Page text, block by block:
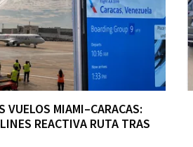
VUELOS MIAMI–CARACAS:
REACTIVA RUTA TRAS